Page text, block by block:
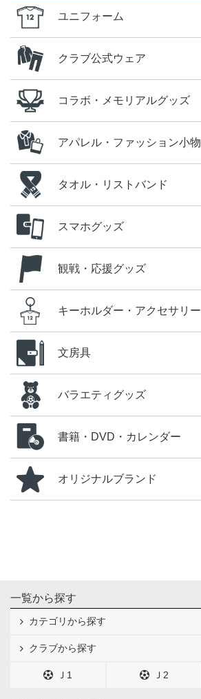
ユニフォーム
クラブ公式ウェア
コラボ・メモリアルグッズ
アパレル・ファッション小物
タオル・リストバンド
スマホグッズ
観戦・応援グッズ
キーホルダー・アクセサリー
文房具
バラエティグッズ
書籍・DVD・カレンダー
オリジナルブランド
一覧から探す
カテゴリから探す
クラブから探す
Ｊ1 Ｊ2